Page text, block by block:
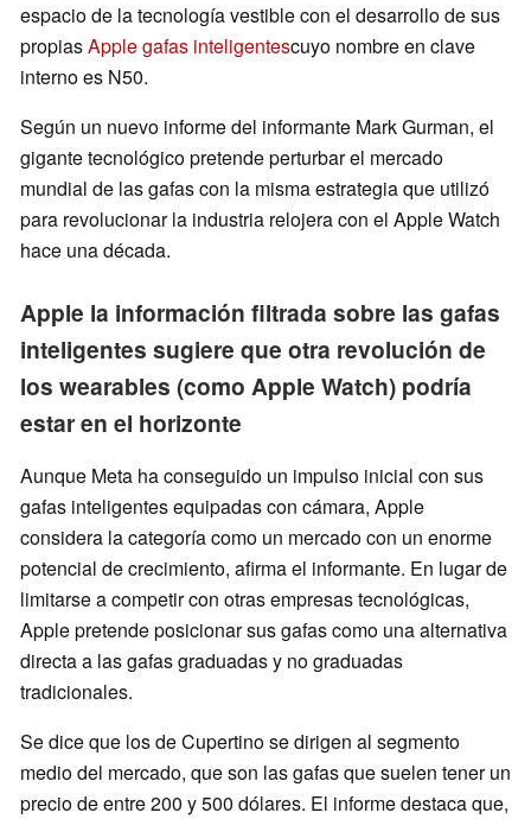
espacio de la tecnología vestible con el desarrollo de sus
propiasApple gafas inteligentescuyo nombre en clave
interno es N50.
Según un nuevo informe del informante Mark Gurman, el
gigante tecnológico pretende perturbar el mercado
mundial de las gafas con la misma estrategia que utilizó
para revolucionar la industria relojera con el Apple Watch
hace una década.
Apple la información filtrada sobre las gafas
inteligentes sugiere que otra revolución de
los wearables (como Apple Watch) podría
estar en el horizonte
Aunque Meta ha conseguido un impulso inicial con sus
gafas inteligentes equipadas con cámara, Apple
considera la categoría como un mercado con un enorme
potencial de crecimiento, afirma el informante. En lugar de
limitarse a competir con otras empresas tecnológicas,
Apple pretende posicionar sus gafas como una alternativa
directa a las gafas graduadas y no graduadas
tradicionales.
Se dice que los de Cupertino se dirigen al segmento
medio del mercado, que son las gafas que suelen tener un
precio de entre 200 y 500 dólares. El informe destaca que,